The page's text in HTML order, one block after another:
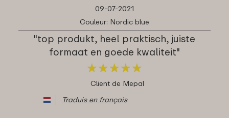
09-07-2021
Couleur: Nordic blue
"top produkt, heel praktisch, juiste
formaat en goede kwaliteit"
★★★★★
★★★★★
Client de Mepal
Traduis en français